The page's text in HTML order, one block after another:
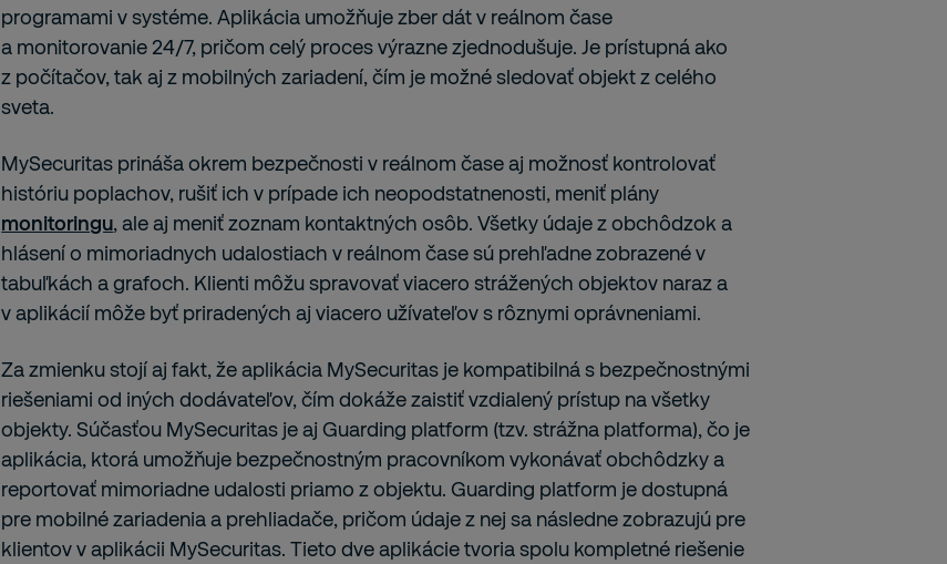
programami v systéme. Aplikácia umožňuje zber dát v reálnom čase
a monitorovanie 24/7, pričom celý proces výrazne zjednodušuje. Je prístupná ako
z počítačov, tak aj z mobilných zariadení, čím je možné sledovať objekt z celého
sveta.
MySecuritas prináša okrem bezpečnosti v reálnom čase aj možnosť kontrolovať
históriu poplachov, rušiť ich v prípade ich neopodstatnenosti, meniť plány
monitoringu, ale aj meniť zoznam kontaktných osôb. Všetky údaje z obchôdzok a
hlásení o mimoriadnych udalostiach v reálnom čase sú prehľadne zobrazené v
tabuľkách a grafoch. Klienti môžu spravovať viacero strážených objektov naraz a
v aplikácií môže byť priradených aj viacero užívateľov s rôznymi oprávneniami.
Za zmienku stojí aj fakt, že aplikácia MySecuritas je kompatibilná s bezpečnostnými
riešeniami od iných dodávateľov, čím dokáže zaistiť vzdialený prístup na všetky
objekty. Súčasťou MySecuritas je aj Guarding platform (tzv. strážna platforma), čo je
aplikácia, ktorá umožňuje bezpečnostným pracovníkom vykonávať obchôdzky a
reportovať mimoriadne udalosti priamo z objektu. Guarding platform je dostupná
pre mobilné zariadenia a prehliadače, pričom údaje z nej sa následne zobrazujú pre
klientov v aplikácii MySecuritas. Tieto dve aplikácie tvoria spolu kompletné riešenie